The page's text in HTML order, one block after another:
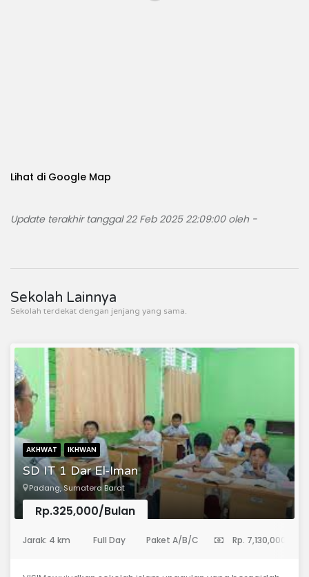
Lihat di Google Map
Update terakhir tanggal 22 Feb 2025 22:09:00 oleh -
Sekolah Lainnya
Sekolah terdekat dengan jenjang yang sama.
AKHWAT IKHWAN
SD IT 1 Dar El-Iman
Padang, Sumatera Barat
Rp.325,000/Bulan
Jarak: 4 km Full Day Paket A/B/C Rp. 7,130,000